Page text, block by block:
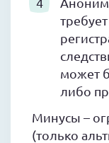
может
либо
Минусы –
(только